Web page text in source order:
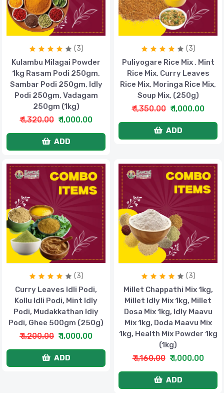
(3)
Kulambu Milagai Powder
1kg Rasam Podi 250gm,
Sambar Podi 250gm, Idly
Podi 250gm, Vadagam
250gm (1kg)
₹ 1,320.00 ₹ 1,000.00
ADD
(3)
Puliyogare Rice Mix , Mint
Rice Mix, Curry Leaves
Rice Mix, Moringa Rice Mix,
Soup Mix, (250g)
₹ 1,350.00 ₹ 1,000.00
ADD
(3)
Curry Leaves Idli Podi,
Kollu Idli Podi, Mint Idly
Podi, Mudakkathan Idiy
Podi, Ghee 500gm (250g)
₹ 1,200.00 ₹ 1,000.00
ADD
(3)
Millet Chappathi Mix 1kg,
Millet Idly Mix 1kg, Millet
Dosa Mix 1kg, Idly Maavu
Mix 1kg, Doda Maavu Mix
1kg, Health Mix Powder 1kg
(1kg)
₹ 1,160.00 ₹ 1,000.00
ADD